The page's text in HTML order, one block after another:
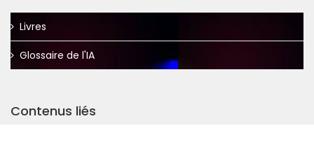
Livres
Glossaire de l'IA
Contenus liés